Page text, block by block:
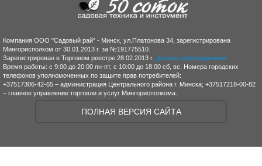
Компания ООО "Садовый рай" - Минск, ул.Платонова 34, зарегистрирована
Мингорисполком от 30.01.2013 г. за №191775510.
Зарегистрирован в Торговом реестре 28.02.2013 г. Договор присоединения
Время работы: с 9:00 до 20:00 пн-пт, с 10:00 до 18:00 сб, вс. Номера городских
телефонов уполномоченных по защите прав потребителей:
+37517306-42-65 – администрация Центрального района г. Минска; +37517218-00-82
– главное управление торговли и услуг Мингорисполкома.
ПОЛНАЯ ВЕРСИЯ САЙТА